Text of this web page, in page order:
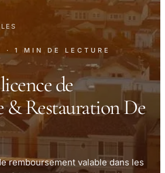
· 1 MIN DE LECTURE
de
& Restauration De
remboursement valable dans les